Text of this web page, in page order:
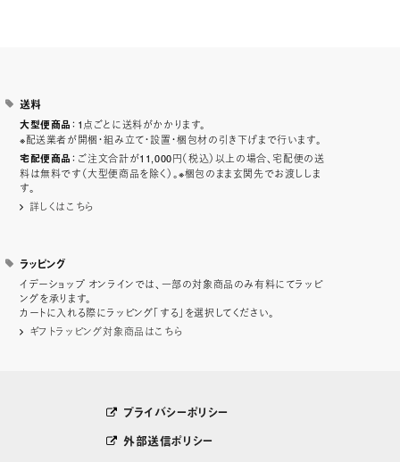
送料
大型便商品 ：1点ごとに送料がかかります。
※配送業者が開梱・組み立て・設置・梱包材の引き下げまで行います。
宅配便商品 ：ご注文合計が11,000円（税込）以上の場合、宅配便の送
料は無料です（大型便商品を除く）。※梱包のまま玄関先でお渡ししま
す。
詳しくはこちら
ラッピング
イデーショップ オンラインでは、一部の対象商品のみ有料にてラッピ
ングを承ります。
カートに入れる際にラッピング「する」を選択してください。
ギフトラッピング対象商品はこちら
プライバシーポリシー
外部送信ポリシー